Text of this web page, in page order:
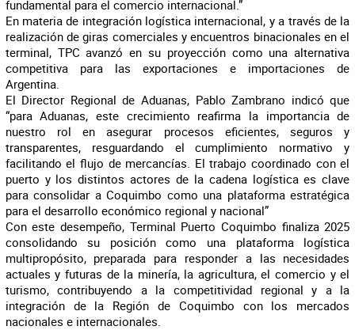
fundamental para el comercio internacional.”
En materia de integración logística internacional, y a través de la
realización de giras comerciales y encuentros binacionales en el
terminal, TPC avanzó en su proyección como una alternativa
competitiva para las exportaciones e importaciones de
Argentina.
El Director Regional de Aduanas, Pablo Zambrano indicó que
“para Aduanas, este crecimiento reafirma la importancia de
nuestro rol en asegurar procesos eficientes, seguros y
transparentes, resguardando el cumplimiento normativo y
facilitando el flujo de mercancías. El trabajo coordinado con el
puerto y los distintos actores de la cadena logística es clave
para consolidar a Coquimbo como una plataforma estratégica
para el desarrollo económico regional y nacional”
Con este desempeño, Terminal Puerto Coquimbo finaliza 2025
consolidando su posición como una plataforma logística
multipropósito, preparada para responder a las necesidades
actuales y futuras de la minería, la agricultura, el comercio y el
turismo, contribuyendo a la competitividad regional y a la
integración de la Región de Coquimbo con los mercados
nacionales e internacionales.